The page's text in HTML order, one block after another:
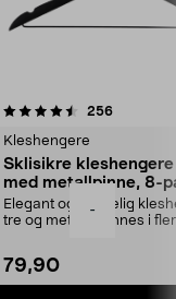
-
256
Kleshengere
Sklisikre
med metallpinne, 8-
Elegant og skikkelig
tre og metall – finnes i
79,90
4.5av 5 stjerner